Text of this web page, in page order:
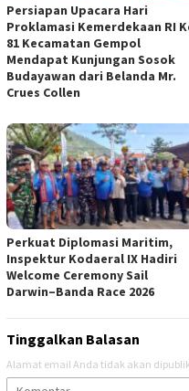
Persiapan Upacara Hari
Proklamasi Kemerdekaan RI
81 Kecamatan Gempol
Mendapat Kunjungan Sosok
Budayawan dari Belanda Mr.
Crues Collen
Perkuat Diplomasi Maritim,
Inspektur Kodaeral IX Hadiri
Welcome Ceremony Sail
Darwin–Banda Race 2026
Tinggalkan Balasan
Alamat email Anda tidak akan